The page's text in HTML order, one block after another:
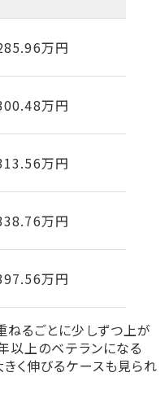
万円
万円
万円
万円
万円
るごとに少しずつ上が
以上のベテランになる
く伸びるケースも見られ